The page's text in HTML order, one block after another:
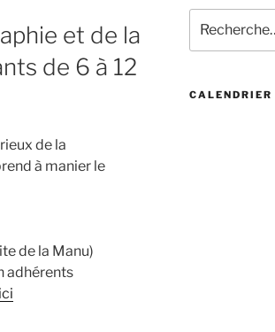
et de la
de 6 à 12
de la
à manier le
de la Manu)
adhérents
pour
:
CALENDRIER